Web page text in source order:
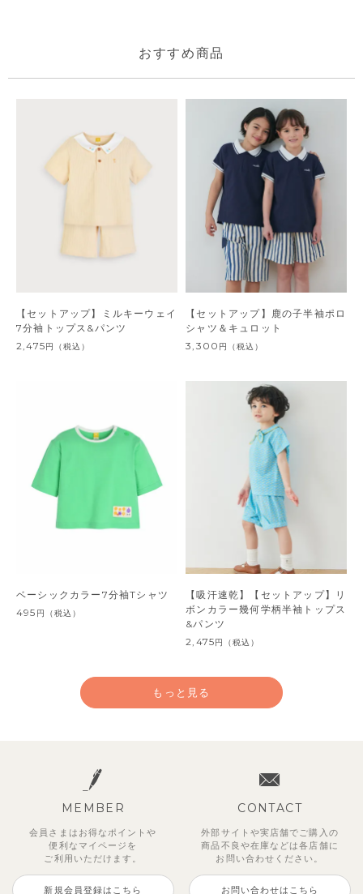
おすすめ商品
【セットアップ】ミルキーウェイ
7分袖トップス&パンツ
2,475円 （税込）
【セットアップ】鹿の子半袖ポロ
シャツ＆キュロット
3,300 円 （税込）
ベーシックカラー7分袖Tシャツ
495 円 （税込）
【吸汗速乾】【セットアップ】リ
ボンカラー幾何学柄半袖トップス
&パンツ
2,475円 （税込）
もっと見る
MEMBER
会員さまはお得なポイントや
便利な マイページを
ご利用いただけます。
新規会員登録はこちら
CONTACT
外部サイトや実店舗でご購入の
商品不良や在庫などは各店舗に
お問い合わせください。
お問い合わせはこちら